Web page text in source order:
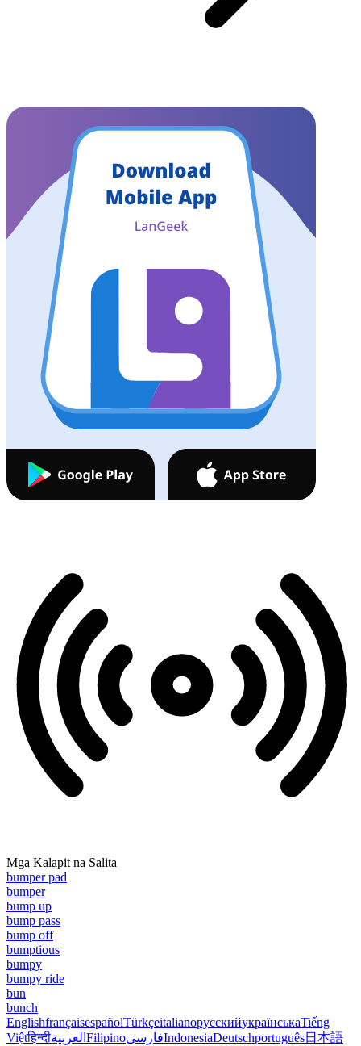
Mga Kalapit na Salita
bumper pad
bumper
bump up
bump pass
bump off
bumptious
bumpy
bumpy ride
bun
bunch
EnglishfrançaisespañolTürkçeitalianoрусскийукраїнськаTiếng
Việtहिन्दीالعربية FilipinoفارسیIndonesiaDeutschportuguês日本語